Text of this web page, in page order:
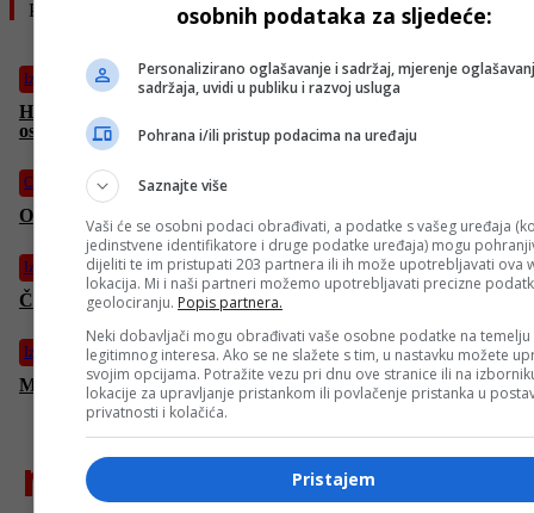
Pročitajte još
Izdvojeno
Horor na Manhattanu: Pijani vozač Mercedesom usmrtio dvije
osobe i povrijedio više ljudi!
Crna hronika
Određen pritvor Adnanu Šeraku: Prebačen u KPZ Igman
Izdvojeno
Čelik se konačno vratio u prvi rang bh. fudbala
Izdvojeno
Manchester City savladao Chelsea u finalu i osvojio FA Cup
najnovije
osobnih podataka za sljedeće:
Personalizirano oglašavanje i sadržaj, mjerenje
sadržaja, uvidi u publiku i razvoj usluga
Pohrana i/ili pristup podacima na uređaju
Saznajte više
Vaši će se osobni podaci obrađivati, a podatke s vašeg uređaja
jedinstvene identifikatore i druge podatke uređaja) mogu
dijeliti te im pristupati 203 partnera ili ih može upotrebljavati ova
lokacija. Mi i naši partneri možemo upotrebljavati precizne
geolociranju. Popis partnera.
Neki dobavljači mogu obrađivati vaše osobne podatke na temelju
legitimnog interesa. Ako se ne slažete s tim, u nastavku možete
svojim opcijama. Potražite vezu pri dnu ove stranice ili na
lokacije za upravljanje pristankom ili povlačenje pristanka u
privatnosti i kolačića.
Pristajem